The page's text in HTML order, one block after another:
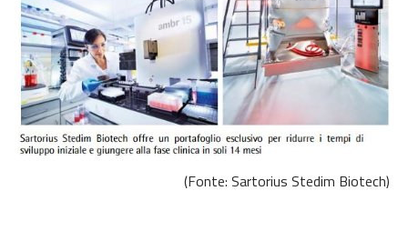
(Fonte: Sartorius Stedim Biotech)